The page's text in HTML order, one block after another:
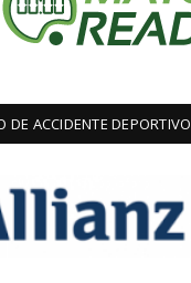
DE ACCIDENTE DEPORTIVO